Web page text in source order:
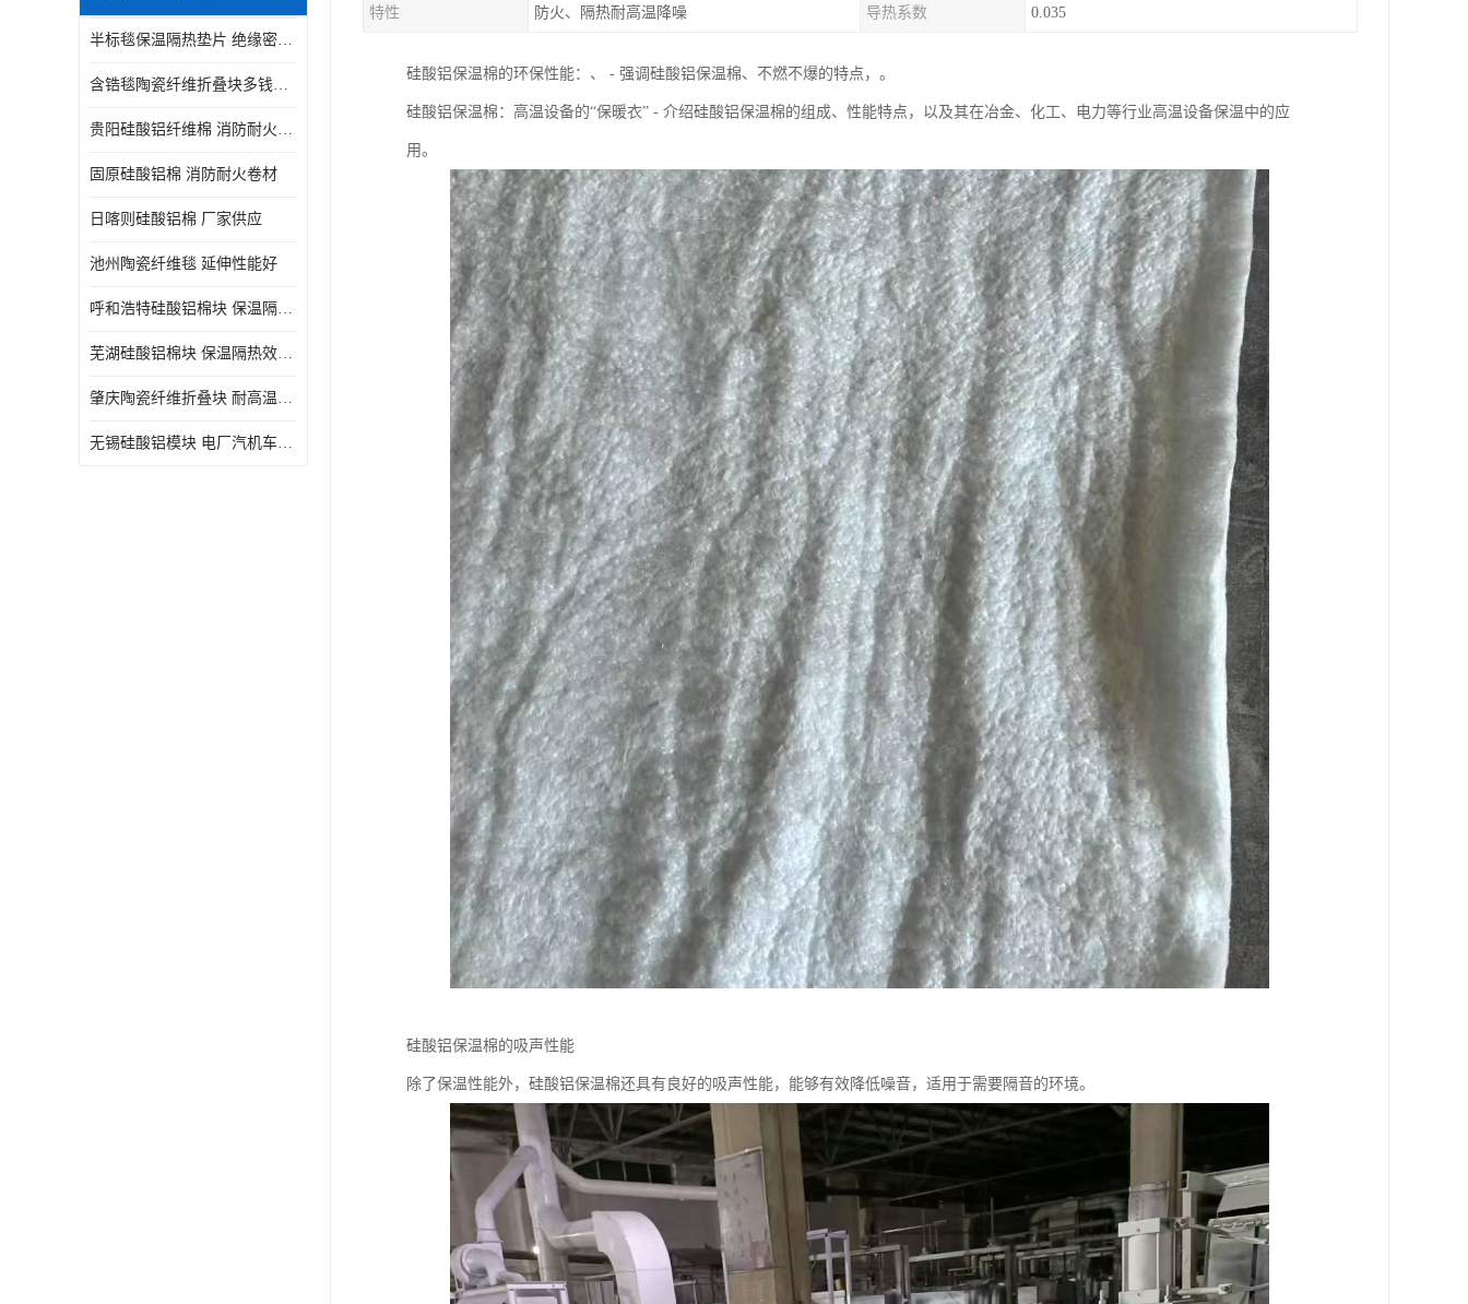
半标毯保温隔热垫片 绝缘密封垫片
含锆毯陶瓷纤维折叠块多钱一立方 硅酸铝模块
贵阳硅酸铝纤维棉 消防耐火卷材
固原硅酸铝棉 消防耐火卷材
日喀则硅酸铝棉 厂家供应
池州陶瓷纤维毯 延伸性能好
呼和浩特硅酸铝棉块 保温隔热效果好
芜湖硅酸铝棉块 保温隔热效果好
肇庆陶瓷纤维折叠块 耐高温阻燃 抗撕裂 质地硬
无锡硅酸铝模块 电厂汽机车间设备管道保温用硅酸铝棉
特性 防火、隔热耐高温降噪 导热系数 0.035
硅酸铝保温棉的环保性能：、 - 强调硅酸铝保温棉、不燃不爆的特点，。
硅酸铝保温棉：高温设备的“保暖衣” - 介绍硅酸铝保温棉的组成、性能特点，以及其在冶金、化工、电力等行业高温设备保温中的应
用。
硅酸铝保温棉的吸声性能
除了保温性能外，硅酸铝保温棉还具有良好的吸声性能，能够有效降低噪音，适用于需要隔音的环境。